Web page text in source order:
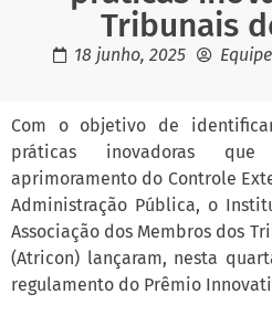
Tribunais
18 junho, 2025
Com o objetivo de
práticas inovadoras
aprimoramento do Controle
Administração Pública, o
Associação dos Membros dos
(Atricon) lançaram, nesta
regulamento do Prêmio